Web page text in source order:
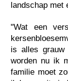
landschap met
"Wat een
is alles
worden nu ik
familie moet